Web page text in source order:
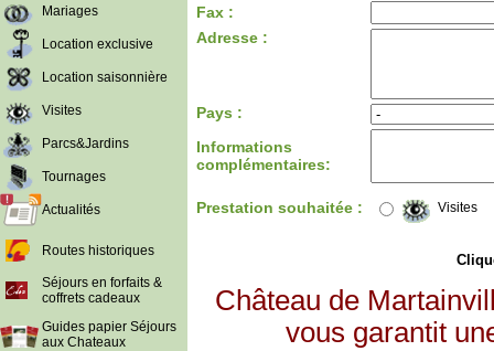
Mariages
Location exclusive
Location saisonnière
Visites
Parcs&Jardins
Tournages
Actualités
Routes historiques
Séjours en forfaits &
coffrets cadeaux
Guides papier Séjours
aux Chateaux
Fax :
Adresse :
Pays :
Informations
complémentaires:
Prestation souhaitée : Visites
Château de
vous garantit